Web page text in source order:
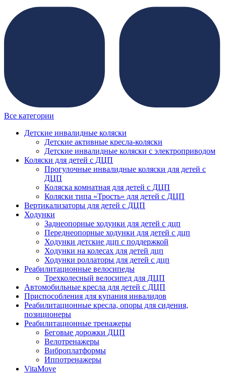
Все категории
Детские инвалидные коляски
Детские активные кресла-коляски
Детские инвалидные коляски с электроприводом
Коляски для детей с ДЦП
Прогулочные инвалидные коляски для детей с
ДЦП
Коляска комнатная для детей с ДЦП
Коляски типа «Трость» для детей с ДЦП
Вертикализаторы для детей с ДЦП
Ходунки
Заднеопорные ходунки для детей с дцп
Переднеопорные ходунки для детей с дцп
Ходунки детские дцп с поддержкой
Ходунки на колесах для детей дцп
Ходунки роллаторы для детей с дцп
Реабилитационные велосипеды
Трехколесный велосипед для ДЦП
Автомобильные кресла для детей с ДЦП
Приспособления для купания инвалидов
Реабилитационные кресла, опоры для сидения,
позиционеры
Реабилитационные тренажеры
Беговые дорожки ДЦП
Велотренажеры
Виброплатформы
Иппотренажеры
VitaMove